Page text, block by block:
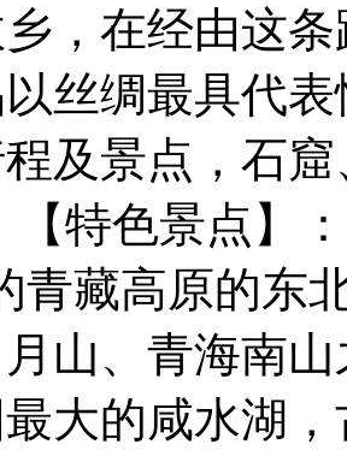
，在经由这
丝绸最具代
及景点，石
【特色景点】
青藏高原的东
山、青海南
大的咸水湖